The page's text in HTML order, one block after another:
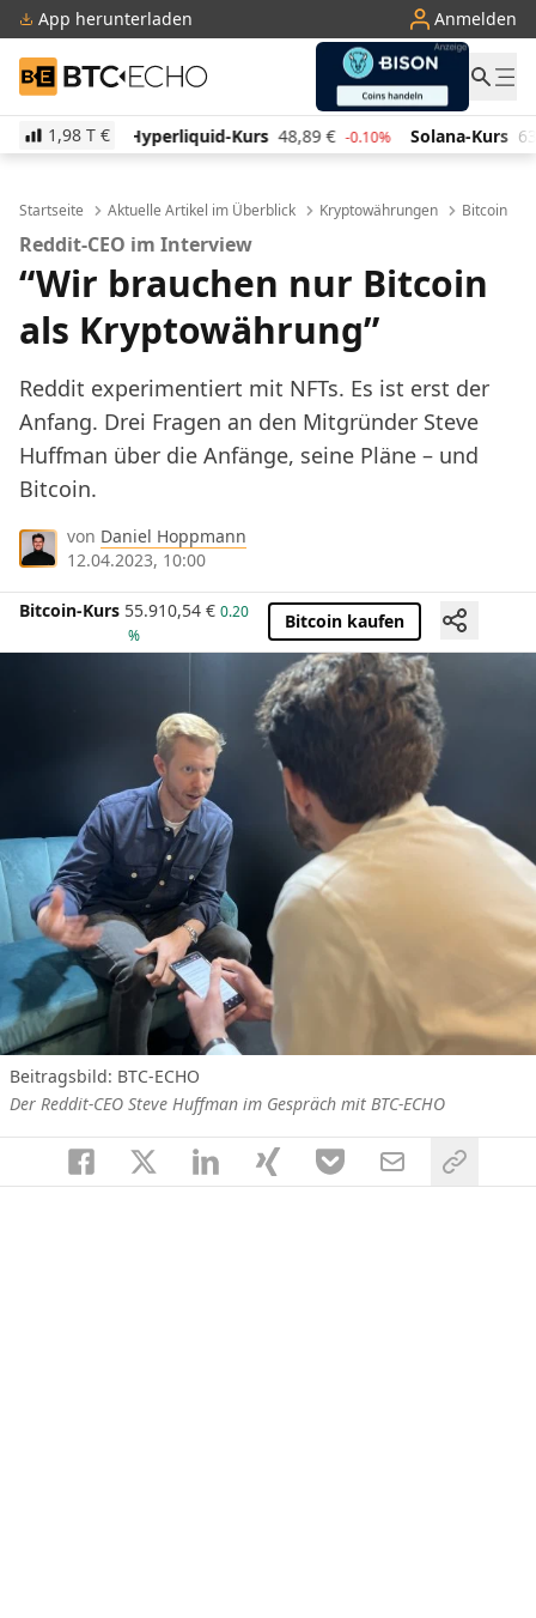
App herunterladen Anmelden
BTC-ECHO
1,98 T €
Kurs 48,89 € -0.10% Solana-Kurs 63,71 € -0.90% TRON-
Startseite Aktuelle Artikel im Überblick Kryptowährungen Bitcoin
Reddit-CEO im Interview
“Wir brauchen nur Bitcoin
als Kryptowährung”
Reddit experimentiert mit NFTs. Es ist erst der
Anfang. Drei Fragen an den Mitgründer Steve
Huffman über die Anfänge, seine Pläne – und
Bitcoin.
von Daniel Hoppmann
12.04.2023, 10:00
Bitcoin-Kurs 55.910,54 € 0.20
%
Bitcoin kaufen
Beitragsbild: BTC-ECHO
Der Reddit-CEO Steve Huffman im Gespräch mit BTC-ECHO